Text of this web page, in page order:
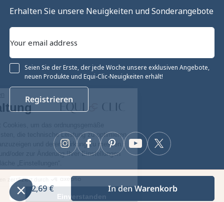
Cookie-Verwaltung
Funktionieren zu gewährleisten, die technische Leistung zu optimieren
sowie relevante Werbung anzuzeigen und deren Wirkung zu messen.
Für weitere Informationen und/oder zur Änderung Ihrer Einstellungen
Zustimmungen zertifiziert durch
Einstellungen
12,69 € In den Warenkorb
Erhalten Sie unsere Neuigkeiten und Sonderangebote
Seien Sie der Erste, der jede Woche unsere exklusiven Angebote,
neuen Produkte und Equi-Clic-Neuigkeiten erhält!
Registrieren
Facebook Twitter
YouTube
Pinterest
Instagram
Equiclic © 2026